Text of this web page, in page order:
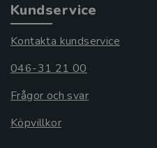
Kundservice
Kontakta kundservice
046-31 21 00
Frågor och svar
Köpvillkor